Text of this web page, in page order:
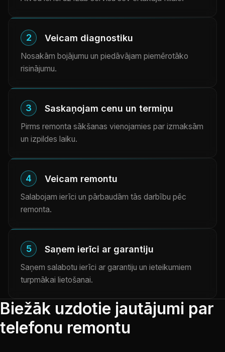
2 Veicam diagnostiku
Nosakām bojājumu un piedāvājam piemērotāko
risinājumu.
3 Saskaņojam cenu un termiņu
Pirms remonta sākšanas vienojamies par izmaksām
un izpildes laiku.
4 Veicam remontu
Salabojam ierīci un pārbaudām tās darbību pēc
remonta.
5 Saņem ierīci ar garantiju
Saņem salabotu ierīci ar garantiju un ieteikumiem
turpmākai lietošanai.
Biežāk uzdotie jautājumi par
telefonu remontu